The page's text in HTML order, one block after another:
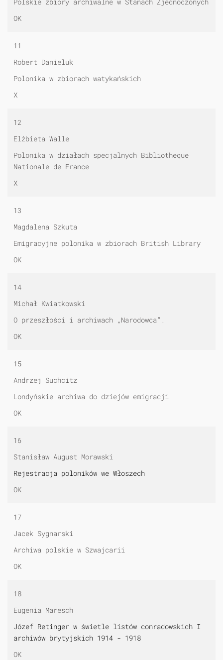
Polskie zbiory archiwalne w Stanach Zjednoczonych
OK
11
Robert Danieluk
Polonika w zbiorach watykańskich
X
12
Elżbieta Walle
Polonika w działach specjalnych Bibliotheque
Nationale de France
X
13
Magdalena Szkuta
Emigracyjne polonika w zbiorach British Library
OK
14
Michał Kwiatkowski
O przeszłości i archiwach „Narodowca”.
OK
15
Andrzej Suchcitz
Londyńskie archiwa do dziejów emigracji
OK
16
Stanisław August Morawski
Rejestracja poloników we Włoszech
OK
17
Jacek Sygnarski
Archiwa polskie w Szwajcarii
OK
18
Eugenia Maresch
Józef Retinger w świetle listów conradowskich I
archiwów brytyjskich 1914 - 1918
OK